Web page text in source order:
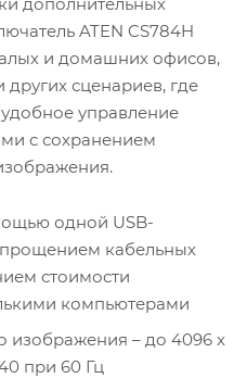
ATEN CS784H
и домашних офисов,
сценариев, где
управление
с сохранением
одной USB-
кабельных
стоимости
компьютерами
изображения – до 4096 x
при 60 Гц